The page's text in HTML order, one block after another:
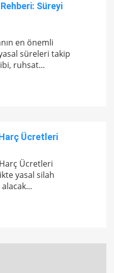
Süreyi
en önemli
süreleri takip
ruhsat...
Harç Ücretleri
Harç Ücretleri
yasal silah